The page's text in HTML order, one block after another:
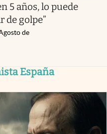
5 años, lo puede
de golpe”
de
España